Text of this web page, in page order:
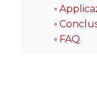
FAQ